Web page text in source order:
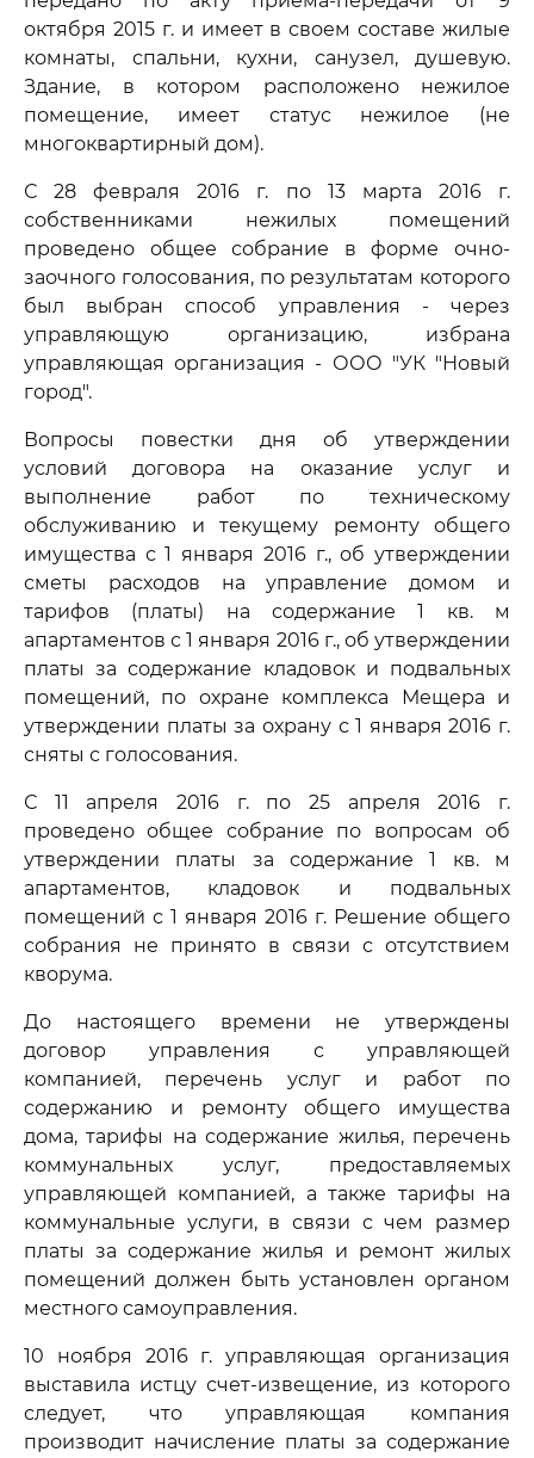
октября 2015 г. и имеет в своем составе жилые
комнаты, спальни, кухни, санузел, душевую.
Здание, в котором расположено нежилое
помещение, имеет статус нежилое (не
многоквартирный дом).
С 28 февраля 2016 г. по 13 марта 2016 г.
собственниками нежилых помещений
проведено общее собрание в форме очно-
заочного голосования, по результатам которого
был выбран способ управления - через
управляющую организацию, избрана
управляющая организация - ООО "УК "Новый
город".
Вопросы повестки дня об утверждении
условий договора на оказание услуг и
выполнение работ по техническому
обслуживанию и текущему ремонту общего
имущества с 1 января 2016 г., об утверждении
сметы расходов на управление домом и
тарифов (платы) на содержание 1 кв. м
апартаментов с 1 января 2016 г., об утверждении
платы за содержание кладовок и подвальных
помещений, по охране комплекса Мещера и
утверждении платы за охрану с 1 января 2016 г.
сняты с голосования.
С 11 апреля 2016 г. по 25 апреля 2016 г.
проведено общее собрание по вопросам об
утверждении платы за содержание 1 кв. м
апартаментов, кладовок и подвальных
помещений с 1 января 2016 г. Решение общего
собрания не принято в связи с отсутствием
кворума.
До настоящего времени не утверждены
договор управления с управляющей
компанией, перечень услуг и работ по
содержанию и ремонту общего имущества
дома, тарифы на содержание жилья, перечень
коммунальных услуг, предоставляемых
управляющей компанией, а также тарифы на
коммунальные услуги, в связи с чем размер
платы за содержание жилья и ремонт жилых
помещений должен быть установлен органом
местного самоуправления.
10 ноября 2016 г. управляющая организация
выставила истцу счет-извещение, из которого
следует, что управляющая компания
производит начисление платы за содержание